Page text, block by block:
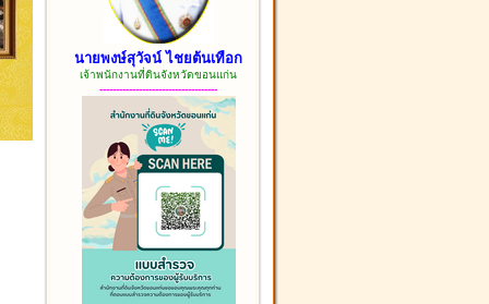
นายพงษ์สุวัจน์ ไชยต้นเทือก
เจ้าพนักงานที่ดินจังหวัดขอนแก่น
------------------------------------